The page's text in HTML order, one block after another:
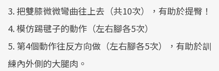
3. 把雙膝微微彎曲往上去（共10次），有助於提臀！
4. 模仿踢毽子的動作（左右腳各5次）
5. 第4個動作往反方向做（左右腳各5次），有助於訓
練內外側的大腿肉。